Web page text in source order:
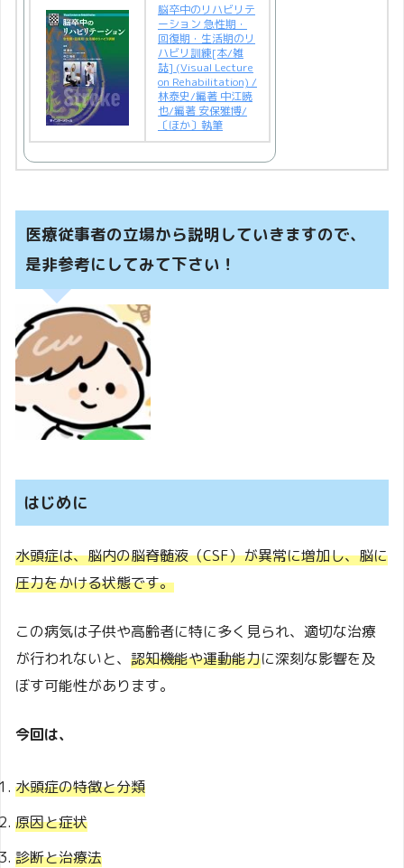
脳卒中のリハビリテ
ーション 急性期・
回復期・生活期のリ
ハビリ訓練[本/雑
誌] (Visual Lecture
on Rehabilitation) /
林泰史/編著 中江暁
也/編著 安保雅博/
〔ほか〕執筆
医療従事者の立場から説明していきますので、
是非参考にしてみて下さい！
はじめに
水頭症は、脳内の脳脊髄液（CSF）が異常に増加し、脳に
圧力をかける状態です。
この病気は子供や高齢者に特に多く見られ、適切な治療
が行われないと、 認知機能や運動能力に深刻な影響を及
ぼす可能性があります。
今回は、
水頭症の特徴と分類
原因と症状
診断と治療法